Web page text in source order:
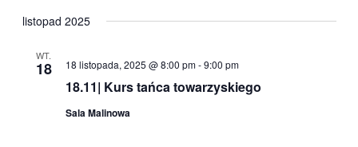
listopad 2025
WT.
18
18.11| Kurs tańca towarzyskiego
18 listopada, 2025 @ 8:00 pm-9:00 pm
Sala Malinowa